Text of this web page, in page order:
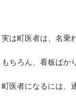
実は町医者は、名乗
もちろん、看板ばか
町医者になるには、